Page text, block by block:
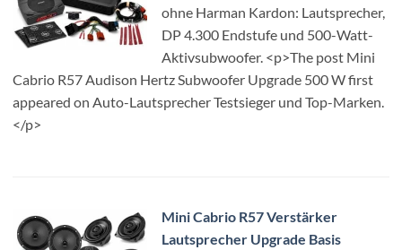
ohne Harman Kardon: Lautsprecher,
DP 4.300 Endstufe und 500-Watt-
Aktivsubwoofer. <p>The post Mini
Cabrio R57 Audison Hertz Subwoofer Upgrade 500 W first
appeared on Auto-Lautsprecher Testsieger und Top-Marken.
</p>
Mini Cabrio R57 Verstärker
Lautsprecher Upgrade Basis